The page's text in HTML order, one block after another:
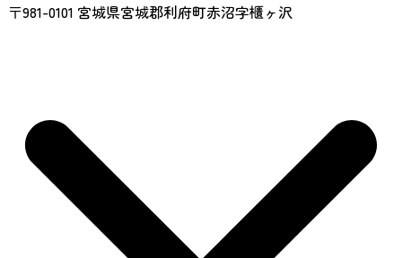
〒981-0101 宮城県宮城郡利府町赤沼字櫃ヶ沢